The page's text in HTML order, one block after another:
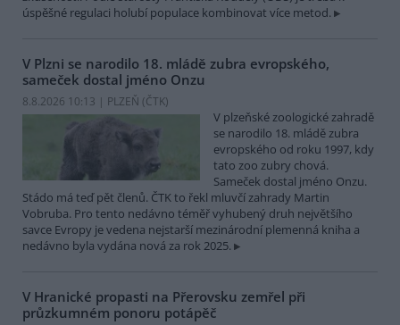
úspěšné regulaci holubí populace kombinovat více metod.
V Plzni se narodilo 18. mládě zubra evropského,
sameček dostal jméno Onzu
8.8.2026 10:13 | PLZEŇ (ČTK)
V plzeňské zoologické zahradě
se narodilo 18. mládě zubra
evropského od roku 1997, kdy
tato zoo zubry chová.
Sameček dostal jméno Onzu.
Stádo má teď pět členů. ČTK to řekl mluvčí zahrady Martin
Vobruba. Pro tento nedávno téměř vyhubený druh největšího
savce Evropy je vedena nejstarší mezinárodní plemenná kniha a
nedávno byla vydána nová za rok 2025.
V Hranické propasti na Přerovsku zemřel při
průzkumném ponoru potápěč